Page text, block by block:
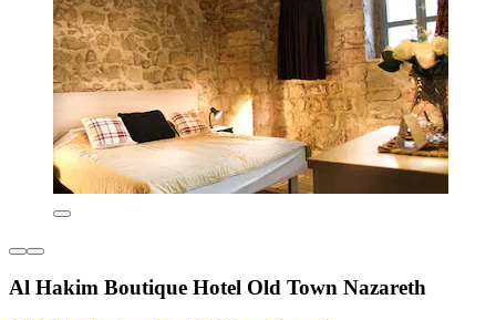
Al Hakim Boutique Hotel Old Town Nazareth